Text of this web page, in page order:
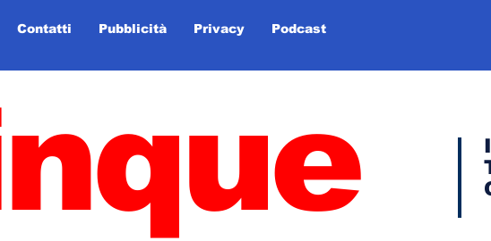
Contatti Pubblicità Privacy Podcast